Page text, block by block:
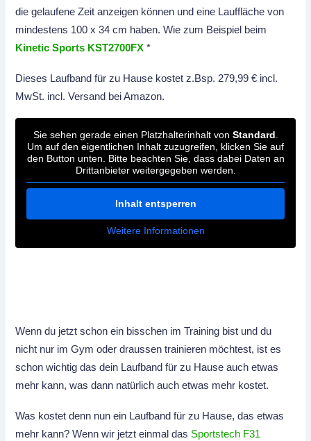
die gelaufene Zeit anzeigen können und eine Lauffläche von
mindestens 100 x 34 cm haben. Wie zum Beispiel beim
Kinetic Sports KST2700FX *
Dieses Laufband für zu Hause kostet z.Bsp. 279,99 € incl.
MwSt. incl. Versand bei Amazon.
Sie sehen gerade einen Platzhalterinhalt von Standard.
Um auf den eigentlichen Inhalt zuzugreifen, klicken Sie auf
den Button unten. Bitte beachten Sie, dass dabei Daten an
Drittanbieter weitergegeben werden.
Inhalt entsperren
Weitere Informationen
Wenn du jetzt schon ein bisschen im Training bist und du
nicht nur im Gym oder draussen trainieren möchtest, ist es
schon wichtig das dein Laufband für zu Hause auch etwas
mehr kann, was dann natürlich auch etwas mehr kostet.
Was kostet denn nun ein Laufband für zu Hause, das etwas
mehr kann? Wenn wir jetzt einmal das Sportstech F31